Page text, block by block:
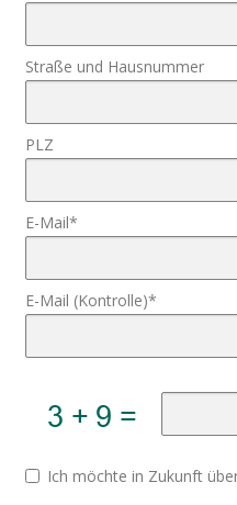
Straße und Hausnummer
PLZ
E-Mail*
E-Mail (Kontrolle)*
Ich möchte in Zukunft